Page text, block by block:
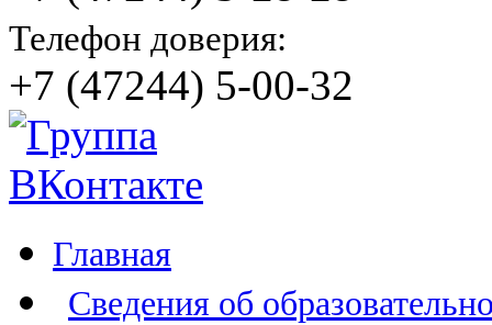
Телефон доверия:
+7 (47244) 5-00-32
Главная
Сведения об